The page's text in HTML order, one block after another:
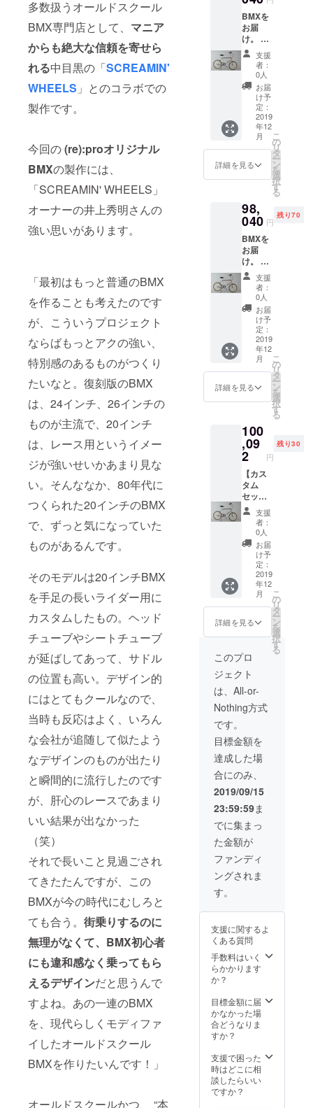
多数扱うオールドスクール
BMX専門店として、 マニア
からも絶大な信頼を寄せら
れる中目黒の「SCREAMIN'
WHEELS 」とのコラボでの
製作です。
今回の(re):proオリジナル
BMXの製作には、
「SCREAMIN' WHEELS」
オーナーの井上秀明さんの
強い思いがあります。
「最初はもっと普通のBMX
を作ることも考えたのです
が、こういうプロジェクト
ならばもっとアクの強い、
特別感のあるものがつくり
たいなと。復刻版のBMX
は、24インチ、26インチの
ものが主流で、20インチ
は、レース用というイメー
ジが強いせいかあまり見な
い。そんななか、80年代に
つくられた20インチのBMX
で、ずっと気になっていた
ものがあるんです。
そのモデルは20インチBMX
を手足の長いライダー用に
カスタムしたもの。ヘッド
チューブやシートチューブ
が延ばしてあって、サドル
の位置も高い。デザイン的
にはとてもクールなので、
当時も反応はよく、いろん
な会社が追随して似たよう
なデザインのものが出たり
と瞬間的に流行したのです
が、肝心のレースであまり
いい結果が出なかった
（笑）
それで長いこと見過ごされ
てきたたんですが、この
BMXが今の時代にむしろと
ても合う。 街乗りするのに
無理がなくて、BMX初心者
にも違和感なく乗ってもら
えるデザインだと思うんで
すよね。あの一連のBMX
を、現代らしくモディファ
イしたオールドスクール
BMXを作りたいんです！」
オールドスクールかつ、 “本
ルのプロと
のコラボ
レーション
で製作を行
います。
こだわりの
アイテム、
いっしょに
つくりませ
んか？
ださ
い。
（Mサ
イズ：
着丈
73.5、
身幅
52、袖
61.5、
肩幅
47.5）
（Lサイ
ズ：着
丈75、
65.5、
肩幅
本体価
格
88,000
円、
他 税
+送料
BMXを
お届
け。 ※
本体価
格
88,000
円、
他 税
+送料
支援
者：
0人
お届
け予
定：
2019
年12
月
詳細を見る
こ
の
リ
タ
ー
ン
を
選
択
す
る
98,
040 円
残り70
BMXを
お届
け。 先
着70名
様に
「SCR
EAMN'
WHEEL
S」オリ
ジナル
レンチ
キーホ
ルダー
もお届
け。 ※
88,000
円、
他 税
+送料
支援
者：
0人
お届
け予
定：
2019
年12
月
詳細を見る
こ
の
リ
タ
ー
ン
を
選
択
す
る
100
,09
2 円
残り30
【カス
タム
セッ
ト：先
着30名
様】
BMX、
コブラ
グリッ
プをお
届け。
こだわ
りの
BMXに
は、こ
のグ
リップ
をカス
タム！
デザイ
ンと機
えたグ
リップ
です。
グリッ
プは通
常価格
の半額
でお届
けしま
す。 ※
本体価
格
BMX88,
プ1900
他 税
+送料
支援
者：
0人
お届
け予
定：
2019
年12
月
詳細を見る
こ
の
リ
タ
ー
ン
を
選
択
す
る
このプロ
ジェクト
は、All-or-
Nothing方式
です。
目標金額を
達成した場
合にのみ、
2019/09/15
23:59:59ま
でに集まっ
た金額が
ファンディ
ングされま
す。
支援に関するよ
くある質問
手数料はいく
らかかります
か？
目標金額に届
かなかった場
合どうなりま
すか？
支援で困った
時はどこに相
談したらいい
ですか？